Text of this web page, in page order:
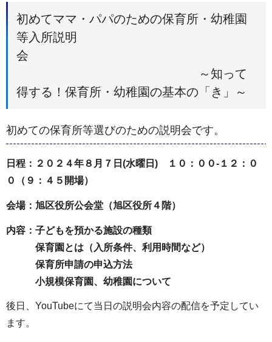
初めてママ・パパのための保育所・幼稚園
等入所説明
会
～知って
得する！保育所・幼稚園の基本の「き」～
初めての保育所等選びのための説明会です。
日程：２０２４年８月７日(水曜日) １０：００-１２：０
０（９：４５開場）
会場：旭区役所公会堂（旭区役所４階）
内容：子どもを預かる施設の種類
保育園とは（入所条件、利用時間など）
保育所申請の申込方法
小規模保育園、幼稚園について
後日、YouTubeにて当日の説明会内容の配信を予定してい
ます。